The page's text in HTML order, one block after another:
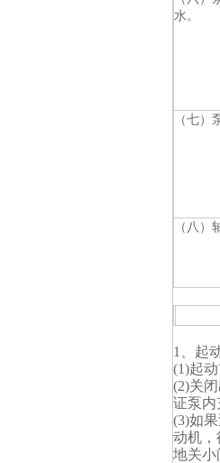
水。
（七）
（八）
1、起
(1)起
(2)关
证泵内
(3)如
动机，
地关小